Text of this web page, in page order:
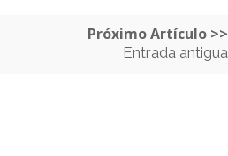
Próximo Artículo >>
Entrada antigua